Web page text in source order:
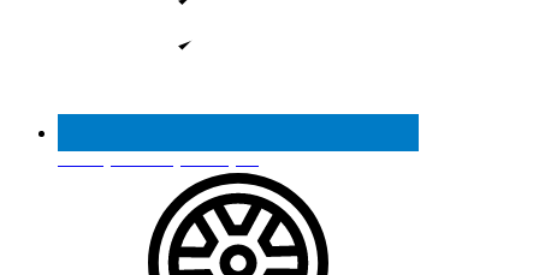
Реестр МинПромТорга